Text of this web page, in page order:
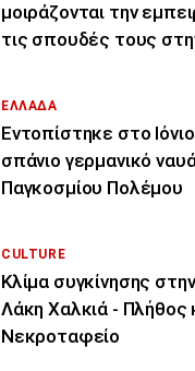
μοιράζονται την
τις σπουδές τους
ΕΛΛΑΔΑ
Εντοπίστηκε στο
σπάνιο γερμανικό
Παγκοσμίου Πολέμου
CULTURE
Κλίμα συγκίνησης
Λάκη Χαλκιά -
Νεκροταφείο